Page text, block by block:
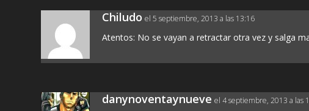
Chiludo el 5 septiembre, 2013 a las 13:16
Atentos: No se vayan a retractar otra vez y salga
danynoventaynueve el 4 septiembre, 2013 a las